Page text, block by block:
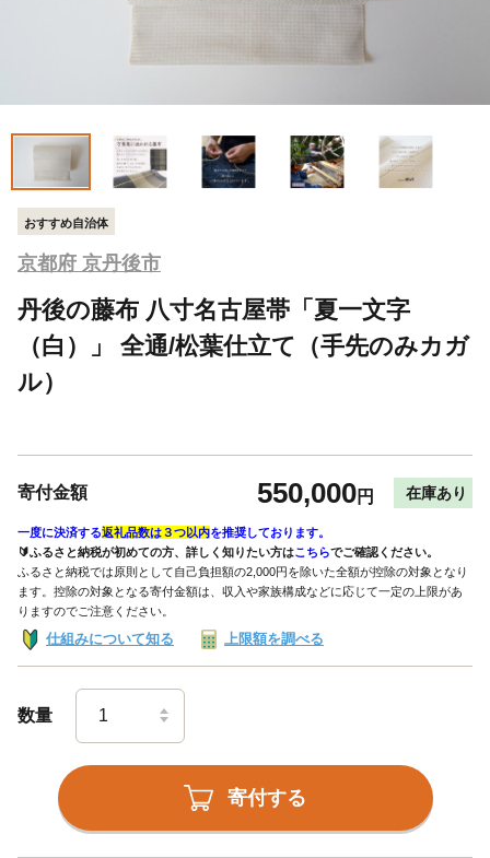
おすすめ自治体
京都府 京丹後市
丹後の藤布 八寸名古屋帯「夏一文字
（白）」 全通/松葉仕立て（手先のみカガ
ル）
寄付金額 550,000円 在庫あり
一度に決済する返礼品数は３つ以内を推奨しております。
🔰ふるさと納税が初めての方、詳しく知りたい方はこちらでご確認ください。
ふるさと納税では原則として自己負担額の2,000円を除いた全額が控除の対象となり
ます。控除の対象となる寄付金額は、収入や家族構成などに応じて一定の上限があ
りますのでご注意ください。
仕組みについて知る 上限額を調べる
数量
寄付する